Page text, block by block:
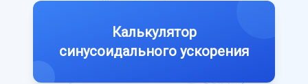
Калькулятор
синусоидального ускорения